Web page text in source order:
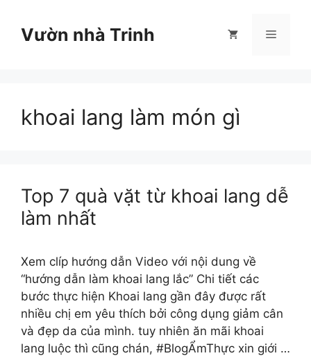
Vườn nhà Trinh Menu
khoai lang làm món gì
Top 7 quà vặt từ khoai lang dễ
làm nhất
Xem clíp hướng dẫn Video với nội dung về
“hướng dẫn làm khoai lang lắc” Chi tiết các
bước thực hiện Khoai lang gần đây được rất
nhiều chị em yêu thích bởi công dụng giảm cân
và đẹp da của mình. tuy nhiên ăn mãi khoai
lang luộc thì cũng chán, #BlogẨmThực xin giới …